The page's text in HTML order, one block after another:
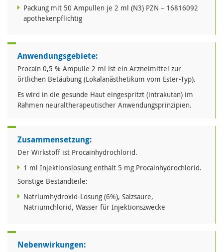
Packung mit 50 Ampullen je 2 ml (N3) PZN – 16816092
apothekenpflichtig
Anwendungsgebiete:
Procain 0,5 % Ampulle 2 ml ist ein Arzneimittel zur
örtlichen Betäubung (Lokalanästhetikum vom Ester-Typ).
Es wird in die gesunde Haut eingespritzt (intrakutan) im
Rahmen neuraltherapeutischer Anwendungsprinzipien.
Zusammensetzung:
Der Wirkstoff ist Procainhydrochlorid.
1 ml Injektionslösung enthält 5 mg Procainhydrochlorid.
Sonstige Bestandteile:
Natriumhydroxid-Lösung (6%), Salzsäure,
Natriumchlorid, Wasser für Injektionszwecke
Nebenwirkungen: